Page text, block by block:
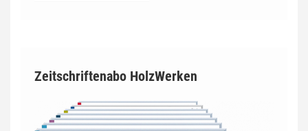
Zeitschriftenabo HolzWerken